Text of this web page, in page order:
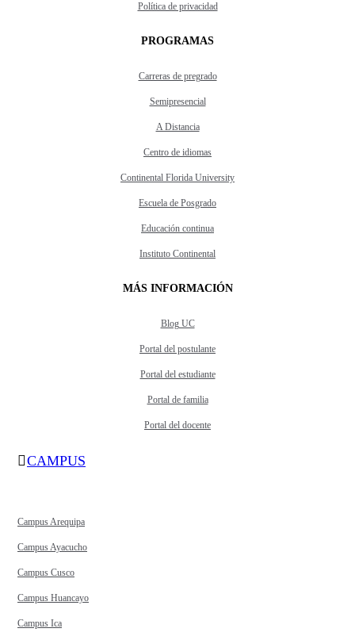
Política de privacidad
PROGRAMAS
Carreras de pregrado
Semipresencial
A Distancia
Centro de idiomas
Continental Florida University
Escuela de Posgrado
Educación continua
Instituto Continental
MÁS INFORMACIÓN
Blog UC
Portal del postulante
Portal del estudiante
Portal de familia
Portal del docente
CAMPUS
Campus Arequipa
Campus Ayacucho
Campus Cusco
Campus Huancayo
Campus Ica